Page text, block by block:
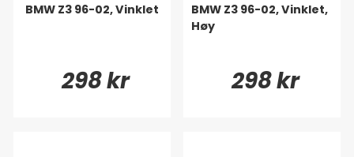
BMW Z3 96-02, Vinklet
298 kr
BMW Z3 96-02, Vinklet,
Høy
298 kr